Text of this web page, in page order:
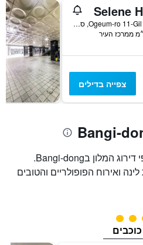
Selene
21-15, Ogeum-ro 11-Gil, סיאול, דרום קוריאה
צפייה בדילים
פירוט של המחיר הממוצע לפי דירוג המלון בBangi-dong.
ואירוח הפופולריים והטובים
3 דירוג מחלקת נוסעים